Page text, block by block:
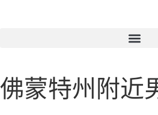
佛蒙特州附近